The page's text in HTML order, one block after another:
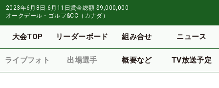
2023年6月8日-6月11日賞金総額 $9,000,000
オークデール・ゴルフ&CC（カナダ）
大会TOP リーダーボード 組み合せ ニュース
ライブフォト 出場選手 概要など TV放送予定